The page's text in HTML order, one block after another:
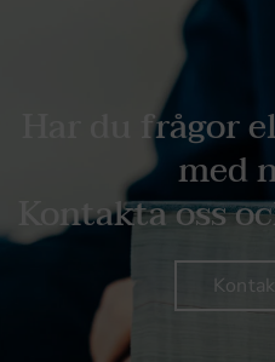
Har du frågor
med
Kontakta oss